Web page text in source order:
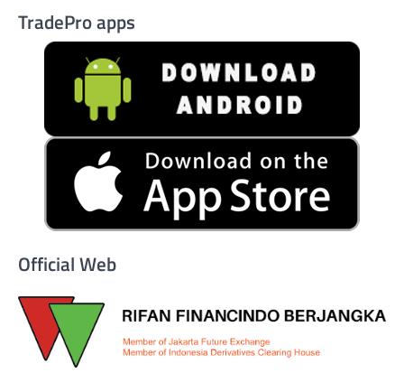
TradePro apps
Official Web